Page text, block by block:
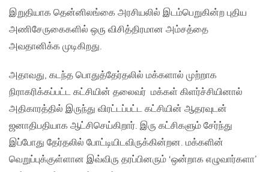
இறுதியாக தென்னிலங்கை அரசியலில் இடம்பெறுகின்ற புதிய
அணிசேருகைகளில் ஒரு விசித்திரமான அம்சத்தை
அவதானிக்க முடிகிறது.
அதாவது, கடந்த பொதுத்தேர்தலில் மக்களால் முற்றாக
நிராகரிக்கப்பட்ட கட்சியின் தலைவர் மக்கள் கிளர்ச்சியினால்
அதிகாரத்தில் இருந்து விரட்டப்பட்ட கட்சியின் ஆதரவுடன்
ஜனாதிபதியாக ஆட்சிசெய்கிறார். இரு கட்சிகளும் சேர்ந்து
இப்போது தேர்தலில் போட்டியிடவிருக்கின்றன. மக்களின்
வெறுப்புக்குள்ளான இவ்விரு தரப்பினரும் ‘ஒன்றாக எழுவார்களா’